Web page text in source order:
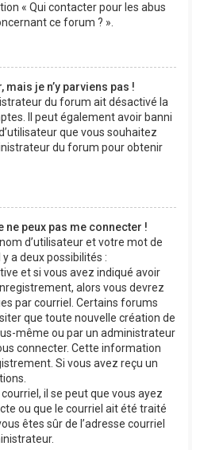
« Qui contacter pour les abus
ce forum ? ».
je n’y parviens pas !
du forum ait désactivé la
Il peut également avoir banni
que vous souhaitez
du forum pour obtenir
peux pas me connecter !
d’utilisateur et votre mot de
y a deux possibilités :
et si vous avez indiqué avoir
alors vous devrez
par courriel. Certains forums
que toute nouvelle création de
même ou par un administrateur
connecter. Cette information
Si vous avez reçu un
il se peut que vous ayez
ou que le courriel ait été traité
êtes sûr de l’adresse courriel